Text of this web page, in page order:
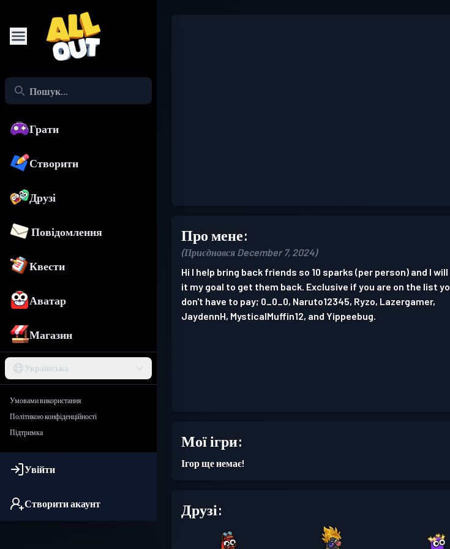
Грати
Створити
Друзі
Повідомлення
Квести
Аватар
Магазин
Українська
Умовами використання
Політикою конфіденційності
Підтримка
Увійти
Створити акаунт
Про мене:
(Приєднався December 7, 2024)
Hi I help bring back friends so 10 sparks (per person) and I will
it my goal to get them back. Exclusive if you are on the list
don't have to pay; 0_0_0, Naruto12345, Ryzo, Lazergamer,
JaydennH, MysticalMuffin12, and Yippeebug.
Мої ігри:
Ігор ще немає!
Друзі: